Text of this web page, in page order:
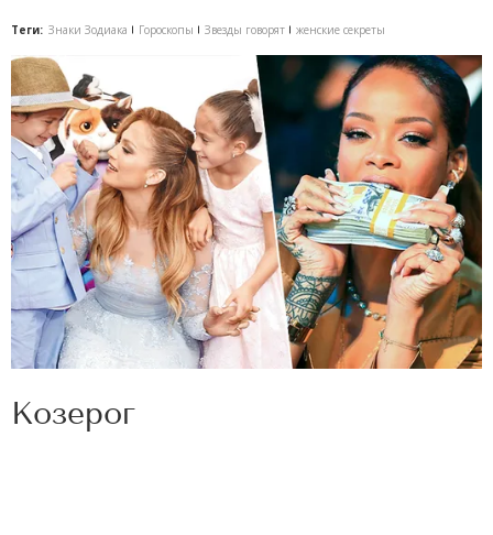
Теги: Знаки Зодиака Гороскопы Звезды говорят женские секреты
Козерог